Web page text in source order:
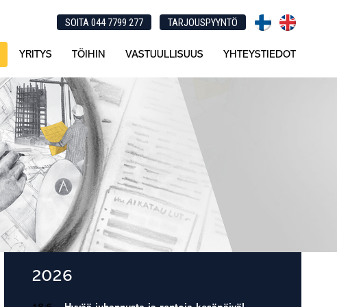
SOITA 044 7799 277 TARJOUSPYYNTÖ
YRITYS TÖIHIN VASTUULLISUUS YHTEYSTIEDOT
Ensisijainen
2026